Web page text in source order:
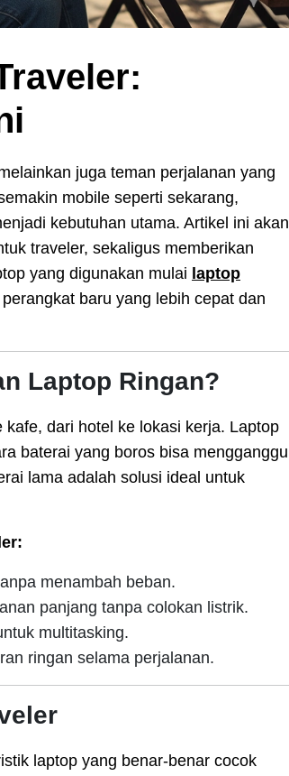
juga teman perjalanan yang
mobile seperti sekarang,
kebutuhan utama. Artikel ini akan
traveler, sekaligus memberikan
yang digunakan mulai laptop
baru yang lebih cepat dan
Laptop Ringan?
dari hotel ke lokasi kerja. Laptop
baterai yang boros bisa mengganggu
lama adalah solusi ideal untuk
menambah beban.
panjang tanpa colokan listrik.
multitasking.
ringan selama perjalanan.
laptop yang benar-benar cocok